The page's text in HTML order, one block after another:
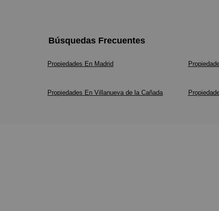
Búsquedas Frecuentes
Propiedades En Madrid
Propiedades En Villanueva de la Cañada